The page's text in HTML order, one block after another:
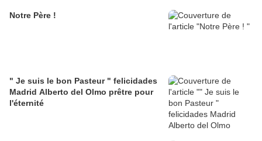
Notre Père !
" Je suis le bon Pasteur " felicidades
Madrid Alberto del Olmo prêtre pour
l'éternité